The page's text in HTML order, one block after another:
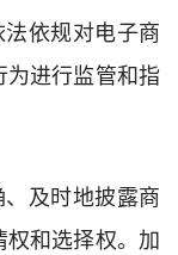
依规对电子商
进行监管和指
及时地披露商
和选择权。加